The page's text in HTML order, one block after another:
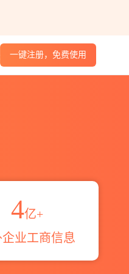
一键注册，免费使用
4亿+
企业工商信息